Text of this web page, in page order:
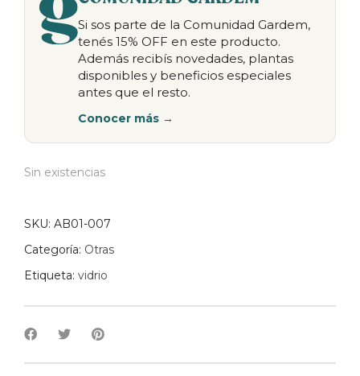
Si sos parte de la Comunidad Gardem,
tenés 15% OFF en este producto.
Además recibís novedades, plantas
disponibles y beneficios especiales
antes que el resto.
Conocer más →
Sin existencias
SKU: AB01-007
Categoría: Otras
Etiqueta: vidrio